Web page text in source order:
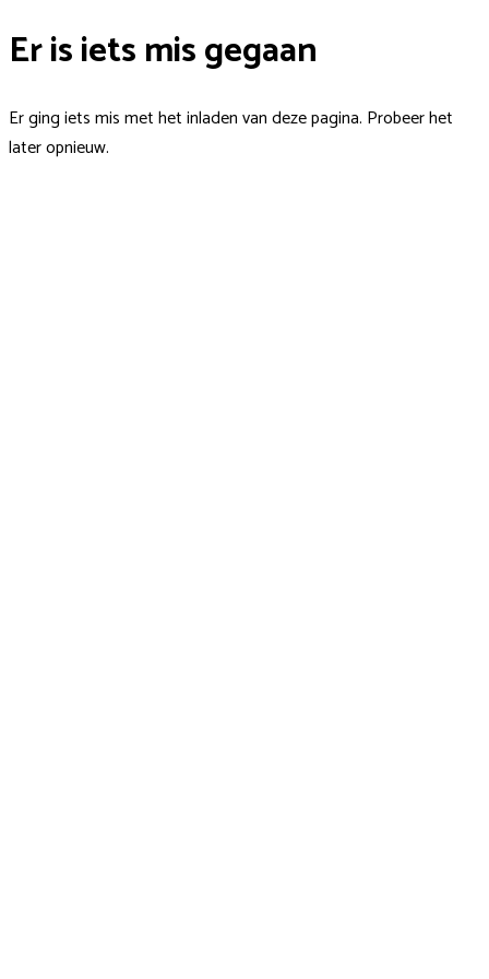
Er is iets mis gegaan
Er ging iets mis met het inladen van deze pagina. Probeer het
later opnieuw.